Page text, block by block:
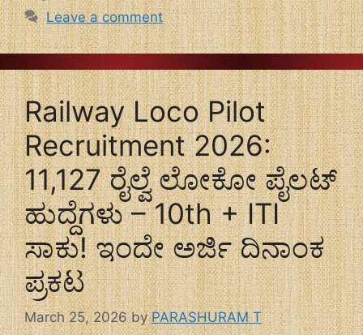
Leave a comment
Railway Loco Pilot
Recruitment 2026:
11,127 ರೈಲ್ವೆ ಲೋಕೋ ಪೈಲಟ್
ಹುದ್ದೆಗಳು – 10th + ITI
ಸಾಕು! ಇಂದೇ ಅರ್ಜಿ ದಿನಾಂಕ
ಪ್ರಕಟ
March 25, 2026 byPARASHURAM T